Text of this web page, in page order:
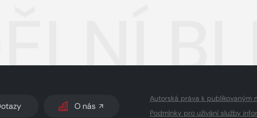
O nás
Autorská práva k publikovaným
Podmínky pro užívání služby